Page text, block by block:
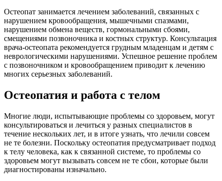
Остеопат занимается лечением заболеваний, связанных с
нарушением кровообращения, мышечными спазмами,
нарушением обмена веществ, гормональными сбоями,
смещениями позвоночника и костных структур. Консультация
врача-остеопата рекомендуется грудным младенцам и детям с
неврологическими нарушениями. Успешное решение проблем
с позвоночником и кровообращением приводит к лечению
многих серьезных заболеваний.
Остеопатия и работа с телом
Многие люди, испытывающие проблемы со здоровьем, могут
консультироваться и лечиться у разных специалистов в
течение нескольких лет, и в итоге узнать, что лечили совсем
не те болезни. Поскольку остеопатия предусматривает подход
к телу человека, как к связанной системе, то проблемы со
здоровьем могут вызывать совсем не те сбои, которые были
диагностированы изначально.